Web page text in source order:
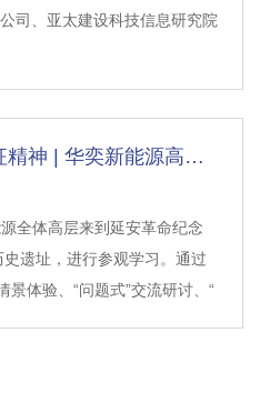
司、亚太建设科技信息研究院
踏寻红色革命 感悟长征精神 | 华奕新能源高层管
全体高层来到延安革命纪念
遗址，进行参观学习。通过
景体验、“问题式”交流研讨、“